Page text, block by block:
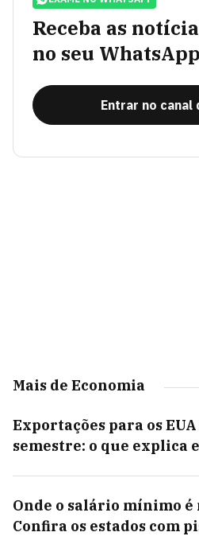
Receba as
no seu WhatsApp
Entrar no canal
Mais de Economia
Exportações para os
semestre: o que explica
Onde o salário mínimo
Confira os estados com